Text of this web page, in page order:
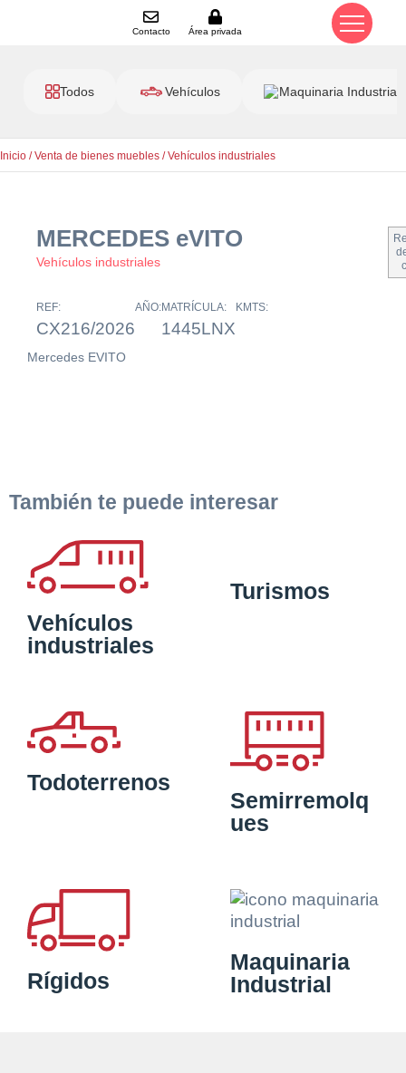
Contacto Área privada
Todos Vehículos Maquinaria Industrial
Inicio /Venta de bienes muebles /Vehículos industriales
MERCEDES eVITO
Vehículos industriales
REF:
CX216/2026
AÑO:MATRÍCULA:
1445LNX
KMTS:
Mercedes EVITO
También te puede interesar
Vehículos
industriales
Turismos
Todoterrenos
Semirremolq
ues
Rígidos
Maquinaria
Industrial